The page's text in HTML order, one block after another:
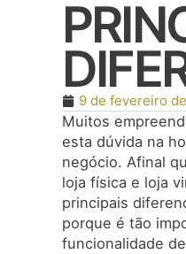
9 de fevereiro
Muitos
esta dúvida na
negócio. Afinal
loja física e loja
principais
porque é tão
funcionalidade